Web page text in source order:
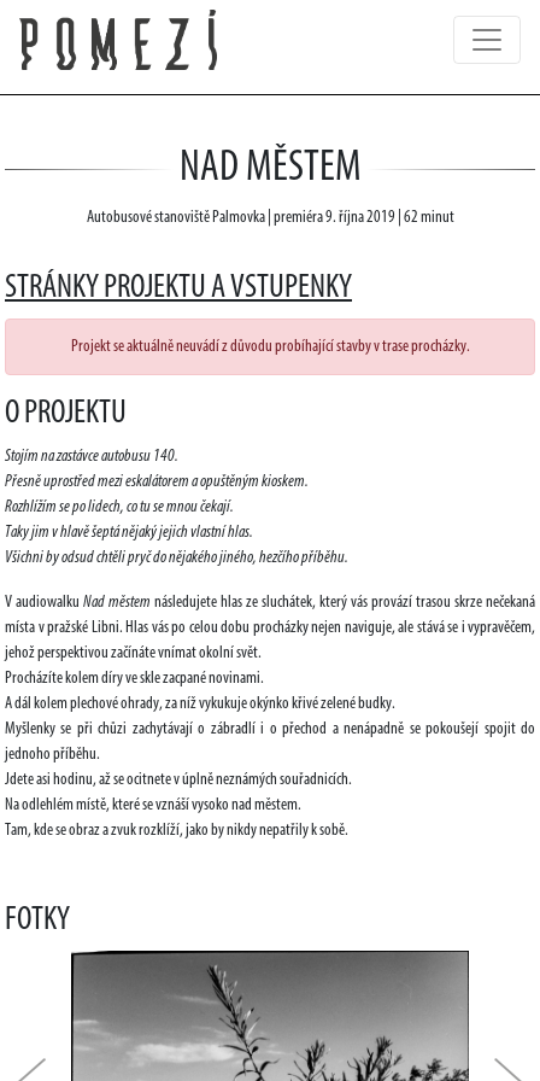
NAD MĚSTEM
Autobusové stanoviště Palmovka | premiéra 9. října 2019 | 62 minut
STRÁNKY PROJEKTU A VSTUPENKY
Projekt se aktuálně neuvádí z důvodu probíhající stavby v trase procházky.
O PROJEKTU
Stojím na zastávce autobusu 140.
Přesně uprostřed mezi eskalátorem a opuštěným kioskem.
Rozhlížím se po lidech, co tu se mnou čekají.
Taky jim v hlavě šeptá nějaký jejich vlastní hlas.
Všichni by odsud chtěli pryč do nějakého jiného, hezčího příběhu.
V audiowalku Nad městem následujete hlas ze sluchátek, který vás provází trasou skrze nečekaná
místa v pražské Libni. Hlas vás po celou dobu procházky nejen naviguje, ale stává se i vypravěčem,
jehož perspektivou začínáte vnímat okolní svět.
Procházíte kolem díry ve skle zacpané novinami.
A dál kolem plechové ohrady, za níž vykukuje okýnko křivé zelené budky.
Myšlenky se při chůzi zachytávají o zábradlí i o přechod a nenápadně se pokoušejí spojit do
jednoho příběhu.
Jdete asi hodinu, až se ocitnete v úplně neznámých souřadnicích.
Na odlehlém místě, které se vznáší vysoko nad městem.
Tam, kde se obraz a zvuk rozklíží, jako by nikdy nepatřily k sobě.
FOTKY